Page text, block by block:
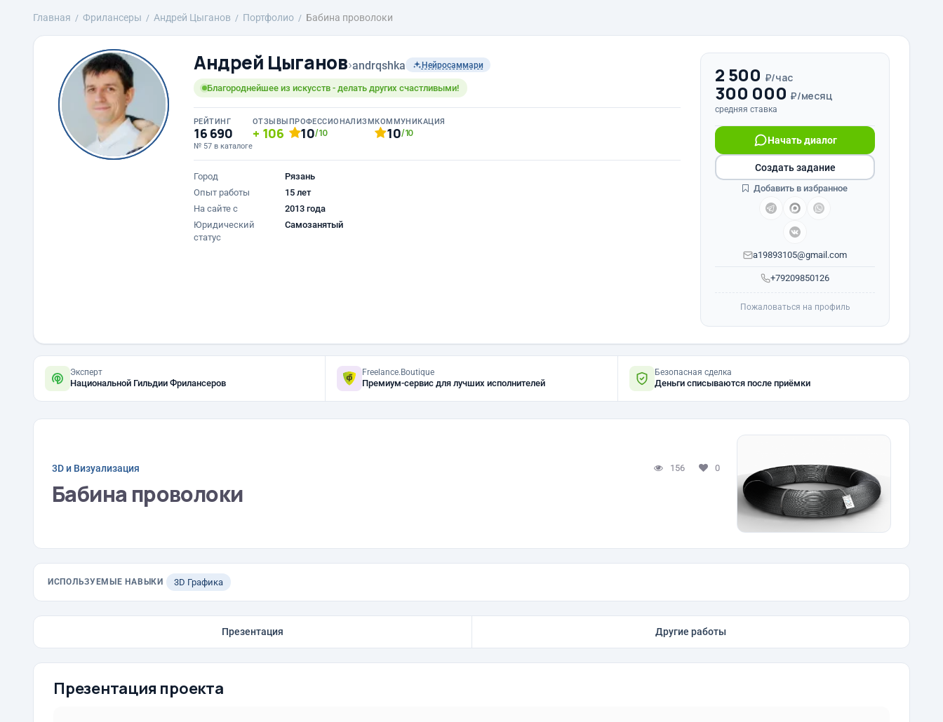
Главная Фрилансеры Андрей Цыганов Портфолио Бабина проволоки
Андрей Цыганов›andrqshka Нейросаммари
Благороднейшее из искусств - делать других счастливыми!
РЕЙТИНГ
16 690
№ 57 в каталоге
ОТЗЫВЫ
106
ПРОФЕССИОНАЛИЗМ
10/10
КОММУНИКАЦИЯ
10/10
Город
Рязань
Опыт работы
15 лет
На сайте с
2013 года
Юридический
статус
Самозанятый
2 500 ₽/час
300 000 ₽/месяц
средняя ставка
+79209850126
Начать диалог
a19893105@gmail.com
Создать задание
Добавить в избранное
Пожаловаться на профиль
Эксперт
Национальной Гильдии Фрилансеров
Freelance.Boutique
Премиум-сервис для лучших исполнителей
Безопасная сделка
Деньги списываются после приёмки
3D и Визуализация 156 0
Бабина проволоки
ИСПОЛЬЗУЕМЫЕ НАВЫКИ 3D Графика
Презентация Другие работы
Презентация проекта